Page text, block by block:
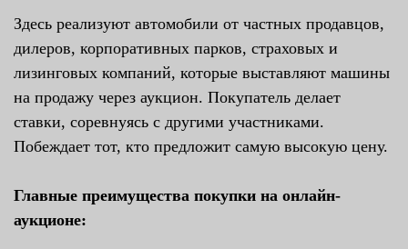
Здесь реализуют автомобили от частных продавцов,
дилеров, корпоративных парков, страховых и
лизинговых компаний, которые выставляют машины
на продажу через аукцион. Покупатель делает
ставки, соревнуясь с другими участниками.
Побеждает тот, кто предложит самую высокую цену.
Главные преимущества покупки на онлайн-
аукционе: